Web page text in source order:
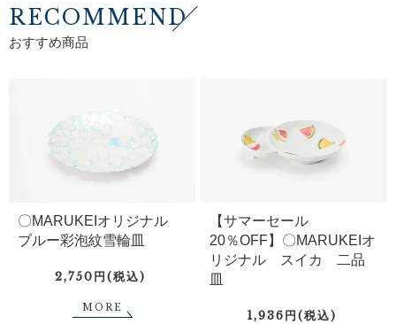
RECOMMEND
おすすめ商品
〇MARUKEIオリジナル
ブルー彩泡紋雪輪皿
2,750円(税込)
MORE
【サマーセール
20％OFF】〇MARUKEIオ
リジナル スイカ 二品
皿
1,936円(税込)